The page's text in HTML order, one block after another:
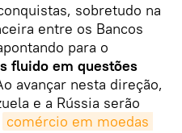
sobretudo na
entre os Bancos
para o
fluido em questões
avançar nesta direção,
e a Rússia serão
comércio em moedas